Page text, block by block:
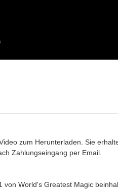
zum Herunterladen. Sie
Zahlungseingang per Email.
von World's Greatest Magic